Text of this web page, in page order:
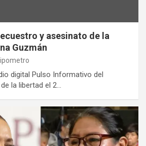
y asesinato de la
Guzmán
digital Pulso Informativo del
la libertad el 2…